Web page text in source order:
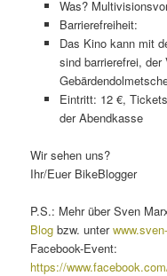
Was?
Barrierefreiheit:
Das Kino kann mit
sind barrierefrei, der
Eintritt: 12 €,
der Abendkasse
Wir sehen uns?
Ihr/Euer BikeBlogger
P.S.: Mehr über Sven
Blog bzw. unter
Facebook-Event:
https://